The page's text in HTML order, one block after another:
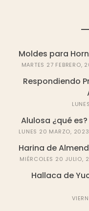
Moldes para
MARTES 27 FEBRERO,
Respondiendo
Alulosa ¿qué es?
LUNES 20 MARZO, 2023
Harina de
MIÉRCOLES 20 JULIO,
Hallaca de